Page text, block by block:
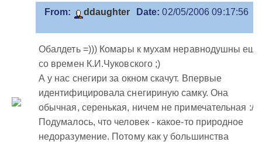
From: ddaughter Date: 02/05/2006 09:17:56
Обалдеть =))) Комары к мухам неравнодушны еще
со времен К.И.Чуковского ;)
А у нас снегири за окном скачут. Впервые
идентифицировала снегириную самку. Она
обычная, серенькая, ничем не примечательная :/
Подумалось, что человек - какое-то природное
недоразумение. Потому как у большинства